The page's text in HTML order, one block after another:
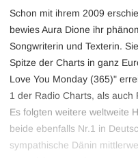
Schon mit ihrem 2009
bewies Aura Dione ihr
Songwriterin und Texterin.
Spitze der Charts in ganz
Love You Monday (365)"
1 der Radio Charts, als auch
Es folgten weitere weltweite
beide ebenfalls Nr.1 in
sympathische Dänin